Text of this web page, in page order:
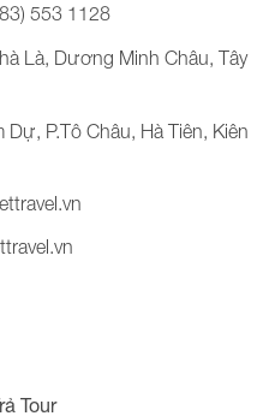
553 1128
Là, Dương Minh Châu, Tây
P.Tô Châu, Hà Tiên, Kiên
Tour